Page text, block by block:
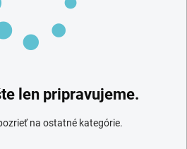
len pripravujeme.
na ostatné kategórie.